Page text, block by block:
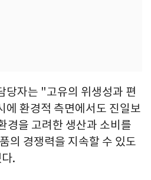
당자는 "고유의 위생성과 편
에 환경적 측면에서도 진일보
경을 고려한 생산과 소비를
의 경쟁력을 지속할 수 있도
.